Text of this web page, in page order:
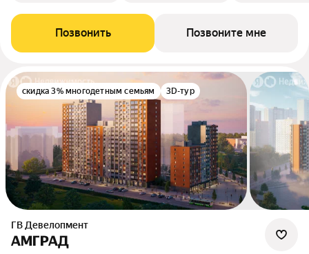
Позвонить Позвоните мне
скидка 3% многодетным семьям 3D-тур
ГВ Девелопмент
АМГРАД